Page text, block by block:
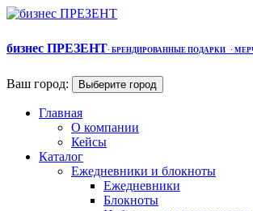
бизнес ПРЕЗЕНТ· БРЕНДИРОВАННЫЕ ПОДАРКИ ·
Ваш город: Выберите город
Главная
О компании
Кейсы
Каталог
Ежедневники и блокноты
Ежедневники
Блокноты